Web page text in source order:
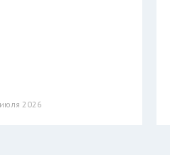
2026